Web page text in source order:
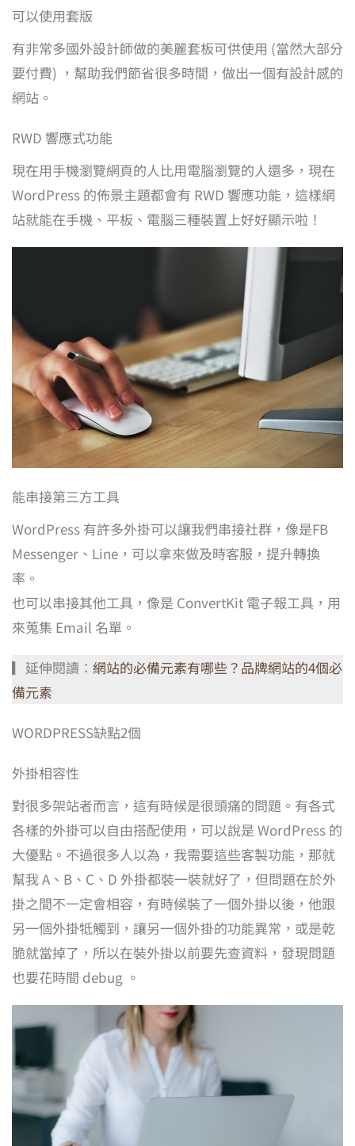
可以使用套版
有非常多國外設計師做的美麗套板可供使用 (當然大部分
要付費) ，幫助我們節省很多時間，做出一個有設計感的
網站。
RWD 響應式功能
現在用手機瀏覽網頁的人比用電腦瀏覽的人還多，現在
WordPress 的佈景主題都會有 RWD 響應功能，這樣網
站就能在手機、平板、電腦三種裝置上好好顯示啦！
能串接第三方工具
WordPress 有許多外掛可以讓我們串接社群，像是FB
Messenger、Line，可以拿來做及時客服，提升轉換
率。
也可以串接其他工具，像是 ConvertKit 電子報工具，用
來蒐集 Email 名單。
▎延伸閱讀： 網站的必備元素有哪些？品牌網站的4個必
備元素
WORDPRESS缺點2個
外掛相容性
對很多架站者而言，這有時候是很頭痛的問題。有各式
各樣的外掛可以自由搭配使用，可以說是 WordPress 的
大優點。不過很多人以為，我需要這些客製功能，那就
幫我 A、B、C、D 外掛都裝一裝就好了，但問題在於外
掛之間不一定會相容，有時候裝了一個外掛以後，他跟
另一個外掛牴觸到，讓另一個外掛的功能異常，或是乾
脆就當掉了，所以在裝外掛以前要先查資料，發現問題
也要花時間 debug 。